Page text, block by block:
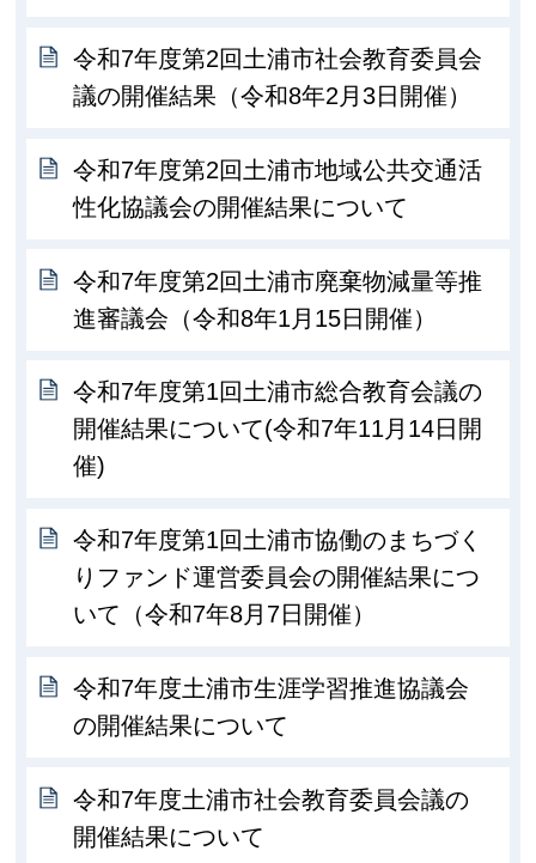
令和7年度第2回土浦市社会教育委員会
議の開催結果（令和8年2月3日開催）
令和7年度第2回土浦市地域公共交通活
性化協議会の開催結果について
令和7年度第2回土浦市廃棄物減量等推
進審議会（令和8年1月15日開催）
令和7年度第1回土浦市総合教育会議の
開催結果について(令和7年11月14日開
催)
令和7年度第1回土浦市協働のまちづく
りファンド運営委員会の開催結果につ
いて（令和7年8月7日開催）
令和7年度土浦市生涯学習推進協議会
の開催結果について
令和7年度土浦市社会教育委員会議の
開催結果について